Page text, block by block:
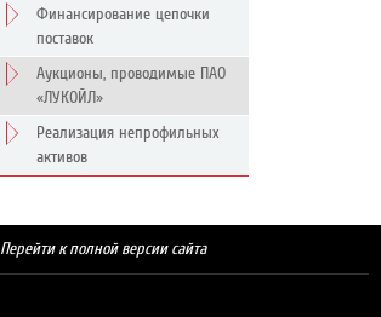
Финансирование цепочки
поставок
Аукционы, проводимые ПАО
«ЛУКОЙЛ»
Реализация непрофильных
активов
Перейти к полной версии сайта